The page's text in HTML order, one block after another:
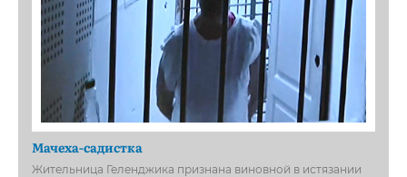
Мачеха-садистка
Жительница Геленджика признана виновной в истязании